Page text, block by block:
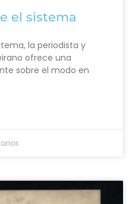
el sistema
la periodista y
ofrece una
sobre el modo en